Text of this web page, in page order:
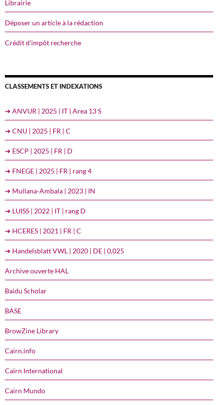
Librairie
Déposer un article à la rédaction
Crédit d’impôt recherche
CLASSEMENTS ET INDEXATIONS
➔ ANVUR | 2025 | IT | Area 13 S
➔ CNU | 2025 | FR | C
➔ ESCP | 2025 | FR | D
➔ FNEGE | 2025 | FR | rang 4
➔ Mullana-Ambala | 2023 | IN
➔ LUISS | 2022 | IT | rang D
➔ HCERES | 2021 | FR | C
➔ Handelsblatt VWL | 2020 | DE | 0,025
Archive ouverte HAL
Baidu Scholar
BASE
BrowZine Library
Cairn.info
Cairn International
Cairn Mundo